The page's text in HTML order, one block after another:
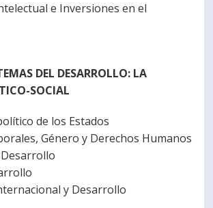
e Inversiones en el
DEL DESARROLLO: LA
SOCIAL
de los Estados
Género y Derechos Humanos
Desarrollo
y Desarrollo